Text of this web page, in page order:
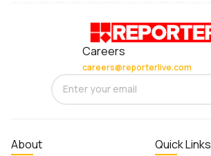
Careers
careers@reporterlive.com
About Quick Links